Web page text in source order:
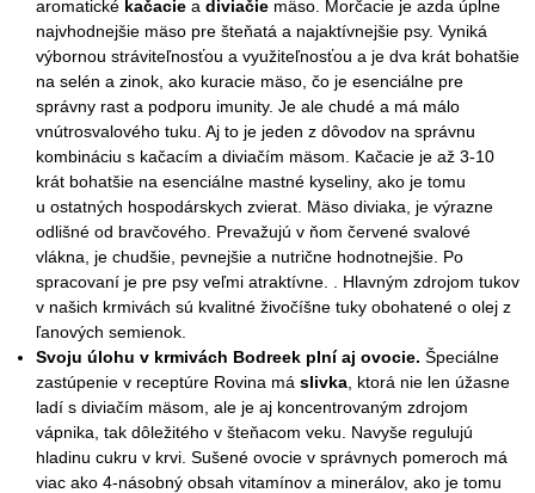
aromatické kačacie a diviačie mäso. Morčacie je azda úplne
najvhodnejšie mäso pre šteňatá a najaktívnejšie psy. Vyniká
výbornou stráviteľnosťou a využiteľnosťou a je dva krát bohatšie
na selén a zinok, ako kuracie mäso, čo je esenciálne pre
správny rast a podporu imunity. Je ale chudé a má málo
vnútrosvalového tuku. Aj to je jeden z dôvodov na správnu
kombináciu s kačacím a diviačím mäsom. Kačacie je až 3-10
krát bohatšie na esenciálne mastné kyseliny, ako je tomu
u ostatných hospodárskych zvierat. Mäso diviaka, je výrazne
odlišné od bravčového. Prevažujú v ňom červené svalové
vlákna, je chudšie, pevnejšie a nutrične hodnotnejšie. Po
spracovaní je pre psy veľmi atraktívne. . Hlavným zdrojom tukov
v našich krmivách sú kvalitné živočíšne tuky obohatené o olej z
ľanových semienok.
Svoju úlohu v krmivách Bodreek plní aj ovocie. Špeciálne
zastúpenie v receptúre Rovina má slivka , ktorá nie len úžasne
ladí s diviačím mäsom, ale je aj koncentrovaným zdrojom
vápnika, tak dôležitého v šteňacom veku. Navyše regulujú
hladinu cukru v krvi. Sušené ovocie v správnych pomeroch má
viac ako 4-násobný obsah vitamínov a minerálov, ako je tomu